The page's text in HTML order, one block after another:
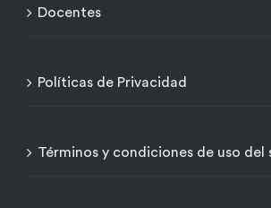
Docentes
Políticas de Privacidad
Términos y condiciones de uso del